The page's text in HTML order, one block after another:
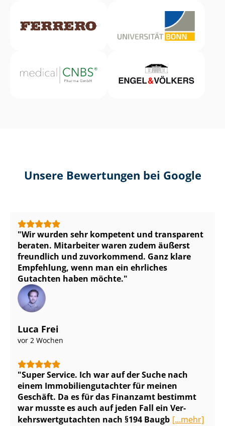
Unsere Bewertungen bei Google
Wir wurden sehr kompetent und transparent
beraten. Mitarbeiter waren zudem äußerst
freundlich und zuvorkommend. Ganz klare
Empfehlung, wenn man ein ehrliches
Gutachten haben möchte.
Luca Frei
vor 2 Wochen
Super Service. Ich war auf der Suche nach
einem Im­mo­bi­li­en­gut­ach­ter für meinen
Geschäft. Da es für das Finanzamt bestimmt
war musste es auch auf jeden Fall ein Ver­
kehrs­wert­gut­ach­ten nach §194 Baugb [...mehr]